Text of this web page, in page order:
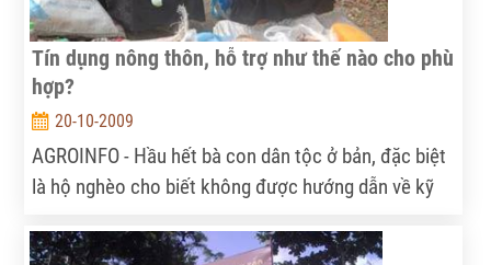
Tín dụng nông thôn, hỗ trợ như thế nào cho phù
hợp?
20-10-2009
AGROINFO - Hầu hết bà con dân tộc ở bản, đặc biệt
là hộ nghèo cho biết không được hướng dẫn về kỹ
hộ nghèo không dám vay vốn, vì không biết vay để